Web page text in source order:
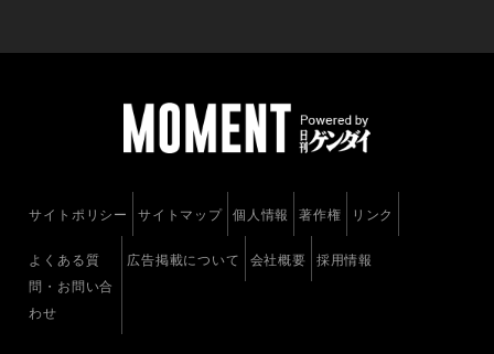
サイトポリシー サイトマップ 個人情報 著作権 リンク
よくある質
問・お問い合
わせ
広告掲載について 会社概要 採用情報